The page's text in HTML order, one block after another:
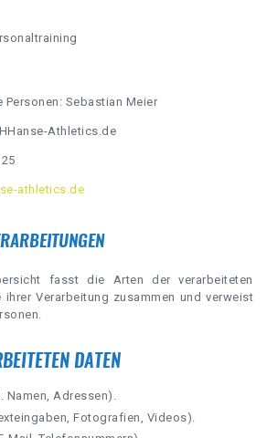
Sebastian Meier
Athletics.de
athletics.de
fasst die Arten der verarbeiteten
Verarbeitung zusammen und verweist
DATEN
Namen, Adressen).
Fotografien, Videos).